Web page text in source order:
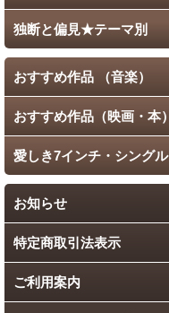
独断と偏見★テーマ別
おすすめ作品 （音楽）
おすすめ作品（映画・本）
愛しき7インチ・シングル
お知らせ
特定商取引法表示
ご利用案内